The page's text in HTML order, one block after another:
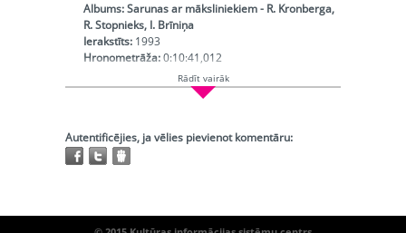
Albums:Sarunas ar māksliniekiem - R. Kronberga,
R. Stopnieks, I. Brīniņa
Ierakstīts: 1993
Hronometrāža:0:10:41,012
Latvijas Radio
Raidījuma autors:Oša Aija
Apakškategorija:Intervija (saruna)
Ieraksta vieta:
Rādīt vairāk
Autentificējies, ja vēlies pievienot komentāru: